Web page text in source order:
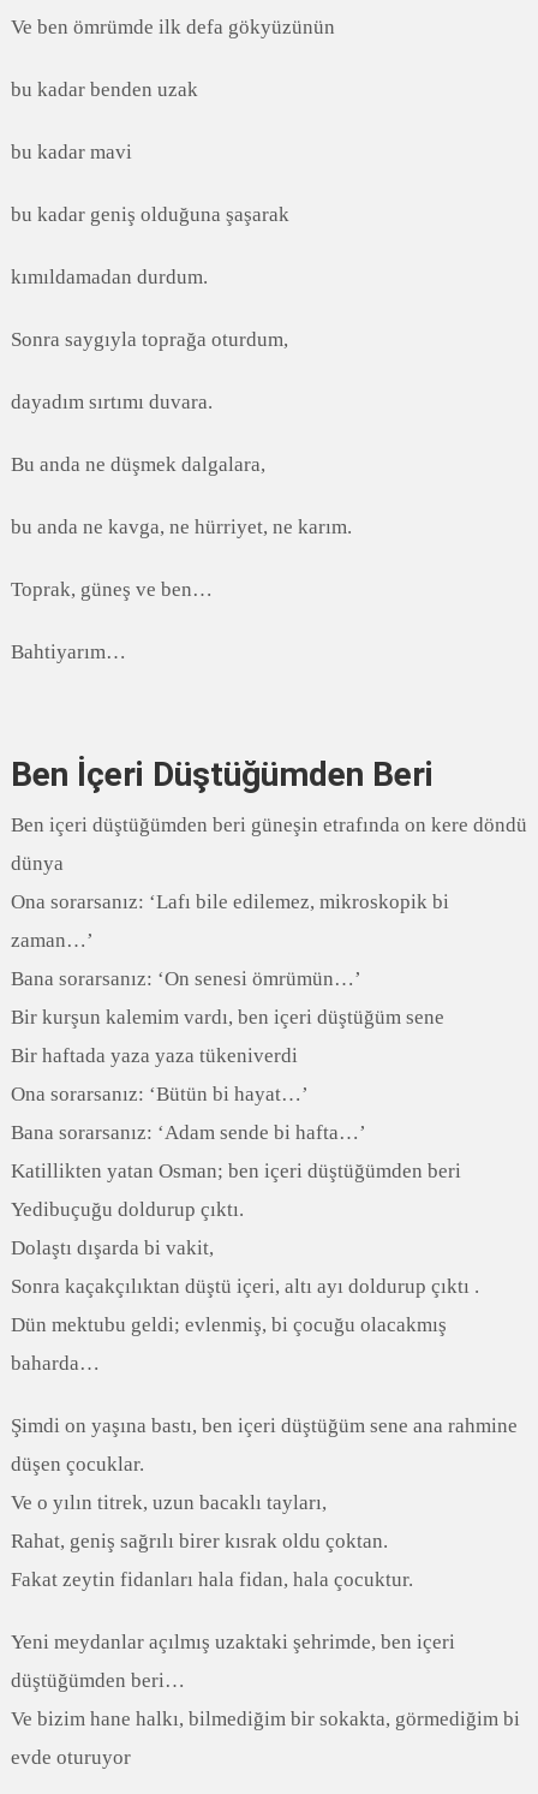
Ve ben ömrümde ilk defa gökyüzünün
bu kadar benden uzak
bu kadar mavi
bu kadar geniş olduğuna şaşarak
kımıldamadan durdum.
Sonra saygıyla toprağa oturdum,
dayadım sırtımı duvara.
Bu anda ne düşmek dalgalara,
bu anda ne kavga, ne hürriyet, ne karım.
Toprak, güneş ve ben…
Bahtiyarım…
Ben İçeri Düştüğümden Beri
Ben içeri düştüğümden beri güneşin etrafında on kere döndü
dünya
Ona sorarsanız: ‘Lafı bile edilemez, mikroskopik bi
zaman…’
Bana sorarsanız: ‘On senesi ömrümün…’
Bir kurşun kalemim vardı, ben içeri düştüğüm sene
Bir haftada yaza yaza tükeniverdi
Ona sorarsanız: ‘Bütün bi hayat…’
Bana sorarsanız: ‘Adam sende bi hafta…’
Katillikten yatan Osman; ben içeri düştüğümden beri
Yedibuçuğu doldurup çıktı.
Dolaştı dışarda bi vakit,
Sonra kaçakçılıktan düştü içeri, altı ayı doldurup çıktı .
Dün mektubu geldi; evlenmiş, bi çocuğu olacakmış
baharda…
Şimdi on yaşına bastı, ben içeri düştüğüm sene ana rahmine
düşen çocuklar.
Ve o yılın titrek, uzun bacaklı tayları,
Rahat, geniş sağrılı birer kısrak oldu çoktan.
Fakat zeytin fidanları hala fidan, hala çocuktur.
Yeni meydanlar açılmış uzaktaki şehrimde, ben içeri
düştüğümden beri…
Ve bizim hane halkı, bilmediğim bir sokakta, görmediğim bi
evde oturuyor